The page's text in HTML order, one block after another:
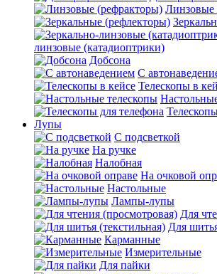
Линзовые
линзовые (катадиоптрики)
Добсона
С
Телескопы в
Лупы
С подсветкой
На ручке
Налобная
На очковой
Настольные
Лампы-лупы
Для
Для
Карманные
Измерительные
Для пайки